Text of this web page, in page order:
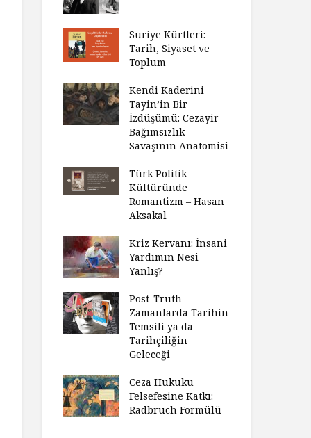
Suriye Kürtleri:
Tarih, Siyaset ve
Toplum
Kendi Kaderini
Tayin’in Bir
İzdüşümü: Cezayir
Bağımsızlık
Savaşının Anatomisi
Türk Politik
Kültüründe
Romantizm – Hasan
Aksakal
Kriz Kervanı: İnsani
Yardımın Nesi
Yanlış?
Post-Truth
Zamanlarda Tarihin
Temsili ya da
Tarihçiliğin
Geleceği
Ceza Hukuku
Felsefesine Katkı:
Radbruch Formülü